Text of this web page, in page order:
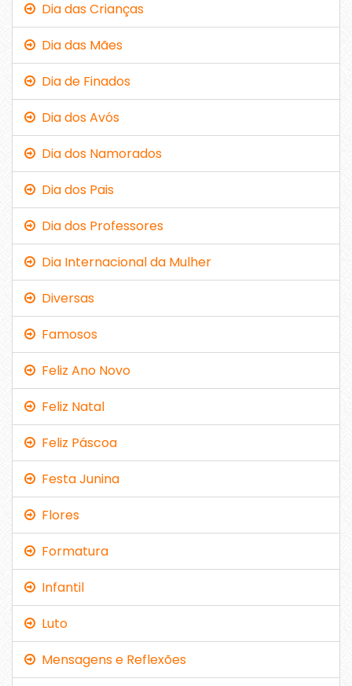
Dia das Crianças
Dia das Mães
Dia de Finados
Dia dos Avós
Dia dos Namorados
Dia dos Pais
Dia dos Professores
Dia Internacional da Mulher
Diversas
Famosos
Feliz Ano Novo
Feliz Natal
Feliz Páscoa
Festa Junina
Flores
Formatura
Infantil
Luto
Mensagens e Reflexões